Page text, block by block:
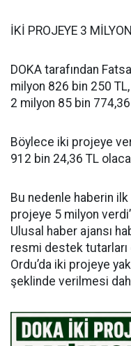
İKİ PROJEYE 3
DOKA tarafından
milyon 826 bin 250
2 milyon 85 bin
Böylece iki projeye
912 bin 24,36 TL
Bu nedenle haberin ilk
projeye 5 milyon
Ulusal haber ajansı
resmi destek tutarları
Ordu’da iki projeye
şeklinde verilmesi